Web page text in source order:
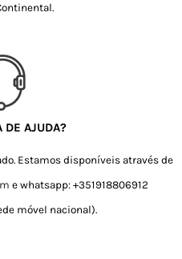
DE AJUDA?
Estamos disponíveis através de
e whatsapp: +351918806912
móvel nacional).